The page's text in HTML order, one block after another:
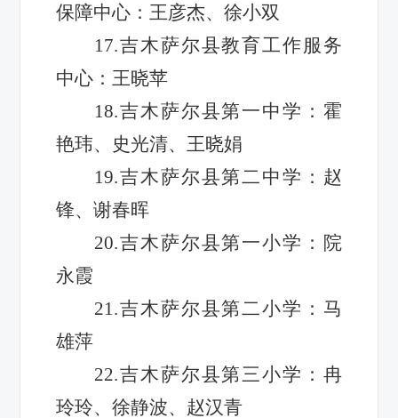
保障中心：王彦杰、徐小双
17.吉木萨尔县教育工作服务
中心：王晓苹
18.吉木萨尔县第一中学：霍
艳玮、史光清、王晓娟
19.吉木萨尔县第二中学：赵
锋、谢春晖
20.吉木萨尔县第一小学：院
永霞
21.吉木萨尔县第二小学：马
雄萍
22.吉木萨尔县第三小学：冉
玲玲、徐静波、赵汉青